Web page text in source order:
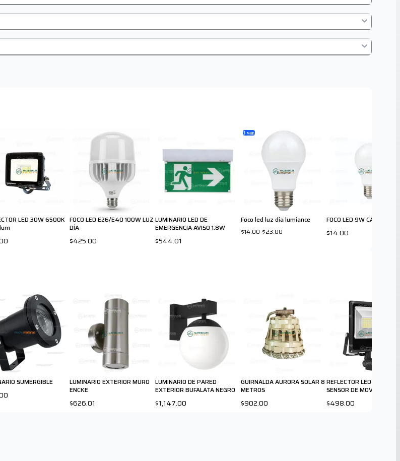
LED 30W 6500K FOCO LED E26/E40 100W LUZ
DÍA
$425.00
LUMINARIO LED DE
EMERGENCIA AVISO 1.8W
$544.01
3 var.
Foco led luz día lumiance
$14.00-$23.00
FOCO LED 9W CÁLIDA
$14.00
SUMERGIBLE
LUMINARIO EXTERIOR MURO
ENCKE
$626.01
LUMINARIO DE PARED
EXTERIOR BUFALATA NEGRO
$1,147.00
GUIRNALDA AURORA SOLAR 8
METROS
$902.00
REFLECTOR LED 30 W
SENSOR DE MOVIMIENTO
$498.00